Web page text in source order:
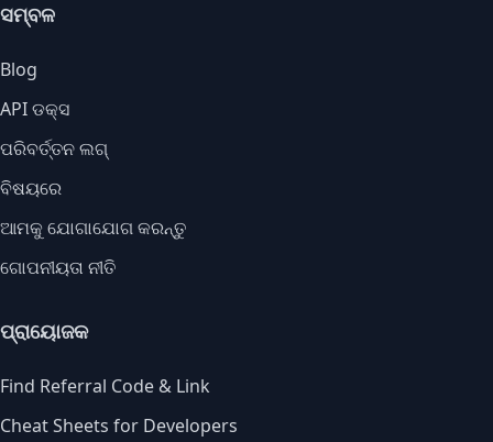
ସମ୍ବଳ
Blog
API ଡକ୍ସ
ପରିବର୍ତ୍ତନ ଲଗ୍
ବିଷୟରେ
ଆମକୁ ଯୋଗାଯୋଗ କରନ୍ତୁ
ଗୋପନୀୟତା ନୀତି
ପ୍ରାୟୋଜକ
Find Referral Code & Link
Cheat Sheets for Developers